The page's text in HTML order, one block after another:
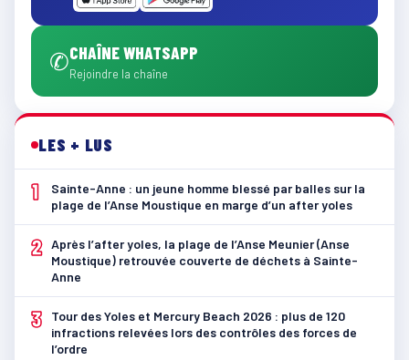
✆CHAÎNE WHATSAPP
Rejoindre la chaîne
LES + LUS
1
Sainte-Anne : un jeune homme blessé par balles sur la
plage de l’Anse Moustique en marge d’un after yoles
2 Après l’after yoles, la plage de l’Anse Meunier (Anse
Moustique) retrouvée couverte de déchets à Sainte-
Anne
3
Tour des Yoles et Mercury Beach 2026 : plus de 120
infractions relevées lors des contrôles des forces de
l’ordre